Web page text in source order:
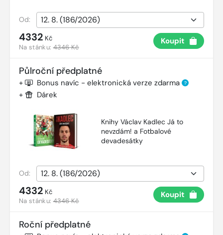
Od:
4332 Kč
Na stánku:4346 Kč
Koupit
Půlroční předplatné
+ Bonus navíc - elektronická verze zdarma ?
+ Dárek
Knihy Václav Kadlec Já to
nevzdám! a Fotbalové
devadesátky
Od:
4332 Kč
Na stánku:4346 Kč
Koupit
Roční předplatné